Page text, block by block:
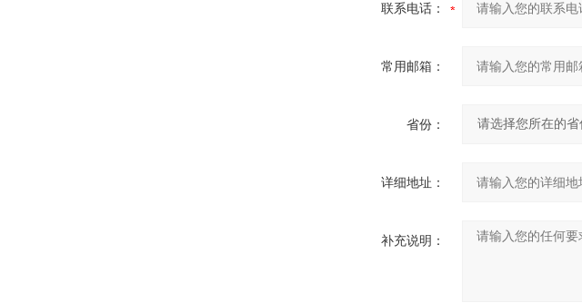
联系电话：
常用邮箱：
省份：
详细地址：
补充说明：